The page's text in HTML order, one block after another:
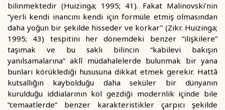
bilinmektedir (Huizinga; 1995; 41). Fakat Malinovski’nin
“yerli kendi inancını kendi için formüle etmiş olmasından
daha yoğun bir şekilde hisseder ve korkar” (Zikr. Huizinga;
1995; 43) tespitini her dönemdeki benzer “ilişkilere”
taşımak ve bu saklı bilincin “kabilevi bakışın
yanılsamalarına” aklî müdahalelerde bulunmak bir yana
bunları körüklediği hususuna dikkat etmek gerekir. Hattâ
kutsallığın kaybolduğu daha seküler bir dünyanın
kurulduğu iddialarının kol gezdiği modernlik içinde bile
“cemaatlerde” benzer karakteristikler çarpıcı şekilde